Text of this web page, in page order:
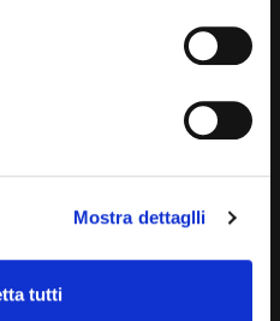
categorie di cookies
Mostra dettaglli
tutti
(CO) 22100
- 12:30 | 14:00 - 19:00